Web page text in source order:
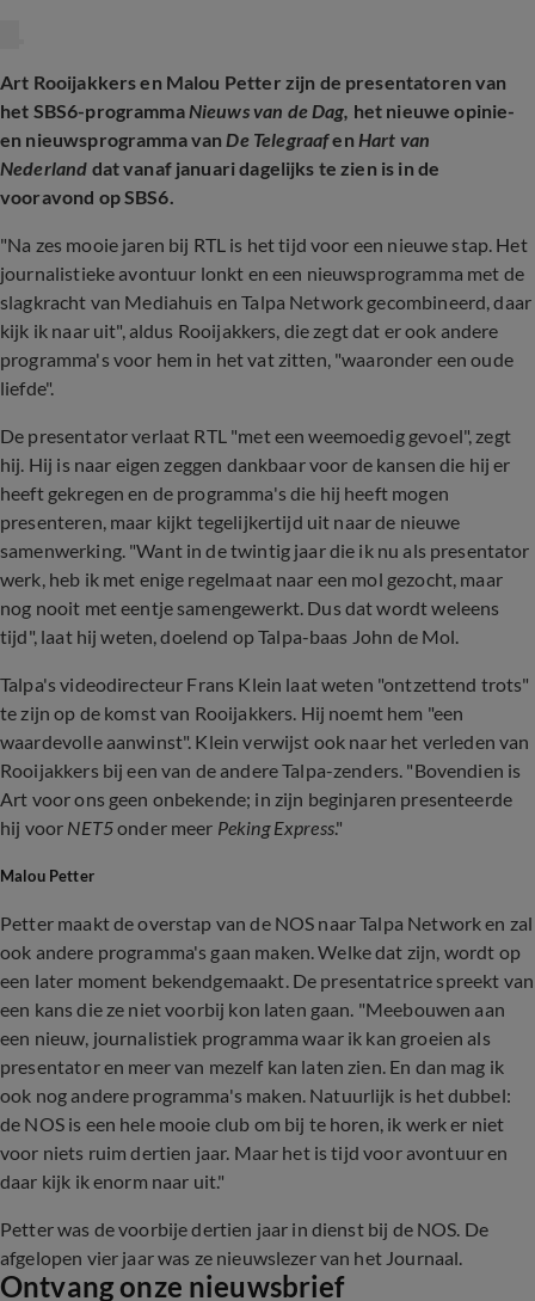
Art Rooijakkers en Malou Petter zijn de presentatoren van
het SBS6-programmaNieuws van de Dag, het nieuwe opinie-
en nieuwsprogramma vanDe Telegraafen Hart van
Nederland dat vanaf januari dagelijks te zien is in de
vooravond op SBS6.
"Na zes mooie jaren bij RTL is het tijd voor een nieuwe stap. Het
journalistieke avontuur lonkt en een nieuwsprogramma met de
slagkracht van Mediahuis en Talpa Network gecombineerd, daar
kijk ik naar uit", aldus Rooijakkers, die zegt dat er ook andere
programma's voor hem in het vat zitten, "waaronder een oude
liefde".
De presentator verlaat RTL "met een weemoedig gevoel", zegt
hij. Hij is naar eigen zeggen dankbaar voor de kansen die hij er
heeft gekregen en de programma's die hij heeft mogen
presenteren, maar kijkt tegelijkertijd uit naar de nieuwe
samenwerking. "Want in de twintig jaar die ik nu als presentator
werk, heb ik met enige regelmaat naar een mol gezocht, maar
nog nooit met eentje samengewerkt. Dus dat wordt weleens
tijd", laat hij weten, doelend op Talpa-baas John de Mol.
Talpa's videodirecteur Frans Klein laat weten "ontzettend trots"
te zijn op de komst van Rooijakkers. Hij noemt hem "een
waardevolle aanwinst". Klein verwijst ook naar het verleden van
Rooijakkers bij een van de andere Talpa-zenders. "Bovendien is
Art voor ons geen onbekende; in zijn beginjaren presenteerde
hij voor NET5onder meer Peking Express."
Malou Petter
Petter maakt de overstap van de NOS naar Talpa Network en zal
ook andere programma's gaan maken. Welke dat zijn, wordt op
een later moment bekendgemaakt. De presentatrice spreekt van
een kans die ze niet voorbij kon laten gaan. "Meebouwen aan
een nieuw, journalistiek programma waar ik kan groeien als
presentator en meer van mezelf kan laten zien. En dan mag ik
ook nog andere programma's maken. Natuurlijk is het dubbel:
de NOS is een hele mooie club om bij te horen, ik werk er niet
voor niets ruim dertien jaar. Maar het is tijd voor avontuur en
daar kijk ik enorm naar uit."
Petter was de voorbije dertien jaar in dienst bij de NOS. De
afgelopen vier jaar was ze nieuwslezer van het Journaal.
Ontvang onze nieuwsbrief